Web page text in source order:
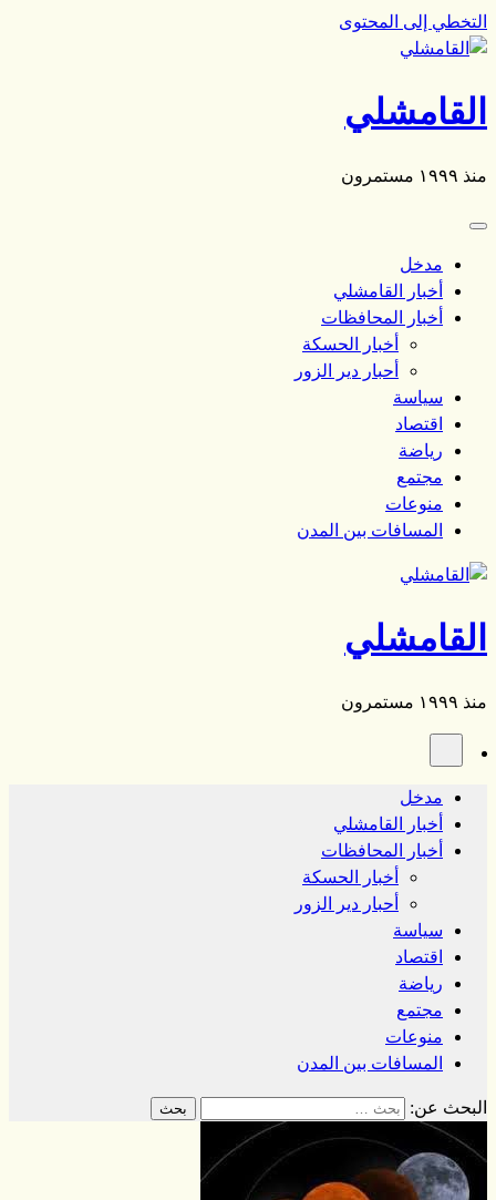
التخطي إلى المحتوى
القامشلي
منذ ١٩٩٩ مستمرون
مدخل
أخبار القامشلي
أخبار المحافظات
أخبار الحسكة
أحبار دير الزور
سياسة
اقتصاد
رياضة
مجتمع
منوعات
المسافات بين المدن
القامشلي
منذ ١٩٩٩ مستمرون
مدخل
أخبار القامشلي
أخبار المحافظات
أخبار الحسكة
أحبار دير الزور
سياسة
اقتصاد
رياضة
مجتمع
منوعات
المسافات بين المدن
البحث عن: